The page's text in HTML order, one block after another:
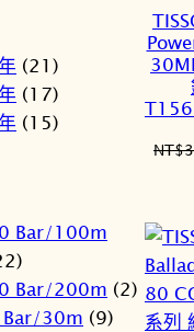
(21)
(17)
(15)
Bar/100m
Bar/200m (2)
30m (9)
NT$